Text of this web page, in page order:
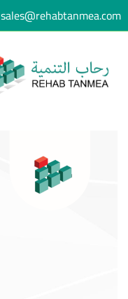
sales@rehabtanmea.com